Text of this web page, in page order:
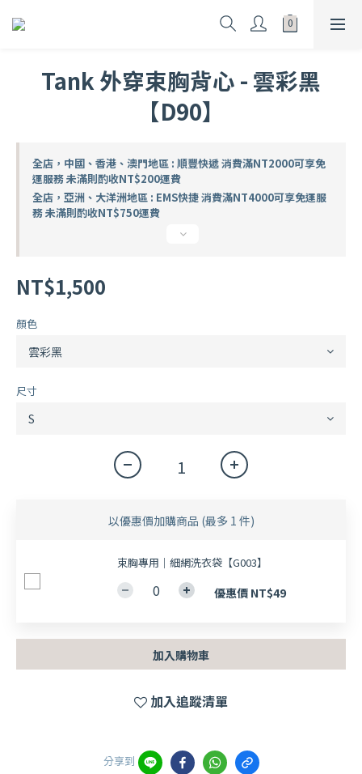
Tank 外穿束胸背心 - 雲彩黑
【D90】
全店，中國、香港、澳門地區 : 順豐快遞 消費滿NT2000可享免
運服務 未滿則酌收NT$200運費
全店，亞洲、大洋洲地區 : EMS快捷 消費滿NT4000可享免運服
務 未滿則酌收NT$750運費
NT$1,500
顏色
尺寸
以優惠價加購商品 (最多 1 件)
束胸專用｜細網洗衣袋【G003】
優惠價 NT$49
加入購物車
加入追蹤清單
分享到